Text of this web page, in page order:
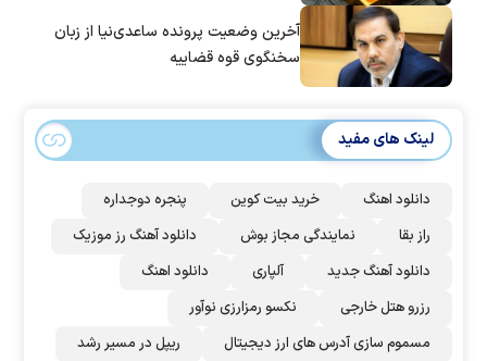
آخرین وضعیت پرونده ساعدی‌نیا از زبان
سخنگوی قوه قضاییه
لینک های مفید
دانلود اهنگ خرید بیت کوین
پنجره دوجداره
راز بقا
نمایندگی مجاز بوش
دانلود آهنگ رز‌ موزیک
دانلود آهنگ جدید
آلپاری
دانلود اهنگ
رزرو هتل خارجی
نکسو رمزارزی نوآور
مسموم سازی آدرس های ارز دیجیتال
ریپل در مسیر رشد